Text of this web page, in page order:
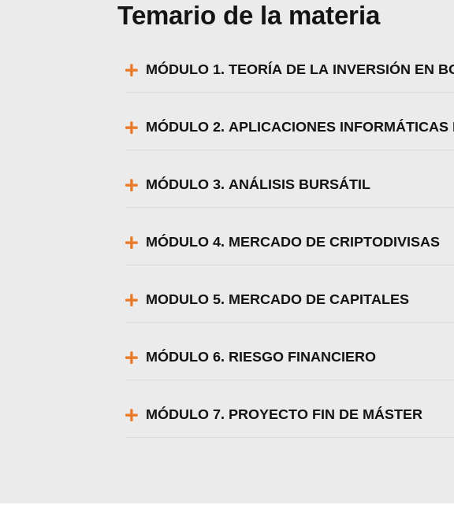
Temario de la materia
MÓDULO 1. TEORÍA DE LA INVERSIÓN EN
MÓDULO 2. APLICACIONES INFORMÁTICAS
MÓDULO 3. ANÁLISIS BURSÁTIL
MÓDULO 4. MERCADO DE CRIPTODIVISAS
MODULO 5. MERCADO DE CAPITALES
MÓDULO 6. RIESGO FINANCIERO
MÓDULO 7. PROYECTO FIN DE MÁSTER
Puedes aprender más